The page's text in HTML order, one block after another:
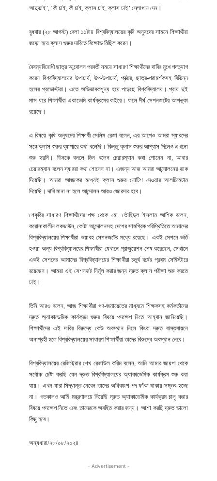
আদুভাই’, ‘কী চাই, কী চাই, ক্লাস চাই, ক্লাস চাই’ স্লোগান দেন।
বুধবার (২৮ আগস্ট) বেলা ১১টায় বিশ্ববিদ্যালয়ের কৃষি অনুষদের সামনে শিক্ষার্থীরা
জড়ো হয়ে ক্লাস শুরুর দাবিতে বিক্ষোভ মিছিল করেন।
বৈষম্যবিরোধী ছাত্র আন্দোলন পরবর্তী সময়ে সাধারণ শিক্ষার্থীদের দাবির মুখে পদত্যাগ
করেন বিশ্ববিদ্যালয়ের উপাচার্য, উপ-উপাচার্য, প্রক্টর, ছাত্র-পরামর্শকসহ বিভিন্ন
হলের প্রভোস্টরা। এতে অভিভাবকশূন্য হয়ে পড়েছে বিশ্ববিদ্যালয়। প্রায় দুই
মাস ধরে শিক্ষার্থীরা একাডেমি কার্যক্রমের বাইরে। ফলে দীর্ঘ সেশনজটের আশঙ্কা
রয়েছে।
এ বিষয়ে কৃষি অনুষদের শিক্ষার্থী সেলিম রেজা বলেন, এর আগেও আমরা স্যারদের
সঙ্গে ক্লাস শুরুর ব্যাপারে কথা বলেছি। কিন্তু ক্লাস শুরুর আশ্বাস দিলেও এখনো
শুরু হয়নি। ডিনকে বললে ডিন বলেন চেয়ারম্যান কথা শোনেন না, আবার
চেয়ারম্যান বলেন স্যাররা কথা শোনেন না। এজন্য আজ আমরা আন্দোলনের ডাক
দিয়েছি। আমরা আজকের মধ্যেই ক্লাস শুরুর নোটিশ দেওয়ার আলটিমেটাম
দিয়েছি। দাবি মানা না হলে আন্দোলন আরও জোরদার হবে।
শেকৃবির সাধারণ শিক্ষার্থীদের পক্ষ থেকে মো. তৌহিদুল ইসলাম আশিক বলেন,
করোনাকালীন লকডাউন, কোটা আন্দোলনসহ দেশের সামগ্রিক পরিস্থিতিতে আমাদের
বিশ্ববিদ্যালয়ের শিক্ষার্থীরা ভয়াবহ সেশনজটের মধ্যে রয়েছে। একই সেশনে ভর্তি
হওয়া অন্য বিশ্ববিদ্যালয়ের শিক্ষার্থীরা যেখানে গ্রাজুয়েশন শেষ করেছেন, সেখানে
একই সেশনের আমাদের বিশ্ববিদ্যালয়ের শিক্ষার্থীরা চতুর্থ বর্ষের প্রথম সেমিস্টারে
রয়েছেন। আমরা এই সেশনজট নির্মূল করার জন্য দ্রুত ক্লাস পরীক্ষা শুরু করতে
চাই।
তিনি আরও বলেন, আজ শিক্ষার্থীরা গণ-জমায়েতের মাধ্যমে শিক্ষকসহ কর্মকর্তাদের
দ্রুত অ্যাকাডেমিক কার্যক্রম শুরুর বিষয়ে পদক্ষেপ নিতে আহ্বান জানিয়েছি।
শিক্ষার্থীদের এই দাবির বিরুদ্ধে কেউ অবস্থান নিলে কিংবা দ্রুত বাস্তবায়নে
অনাগ্রহী হলে বিশ্ববিদ্যালয়ের সাধারণ শিক্ষার্থীরা তাদের বিরুদ্ধে অবস্থান নেবে।
বিশ্ববিদ্যালয়ের রেজিস্ট্রার শেখ রেজাউল করিম বলেন, আমি আমার জায়গা থেকে
সর্বোচ্চ চেষ্টা করছি যেন দ্রুত বিশ্ববিদ্যালয়ের অ্যাকাডেমিক কার্যক্রম শুরু করা
যায়। এখন যারা সিদ্ধান্ত নেবেন তাদের অধিকাংশ পদ ফাঁকা থাকায় সম্ভব হচ্ছে
না। গতকালও আমি মন্ত্রণালয়ে গিয়েছি দ্রুত অ্যাকাডেমিক কার্যক্রম চালু করার
বিষয়ে পদক্ষেপ নিতে এবং তাদেরকে অবহিত করার জন্য। আশা করছি দ্রুত ভালো
কিছু হবে।
অন্যধারা/২৮/০৮/২০২৪
- Advertisement -